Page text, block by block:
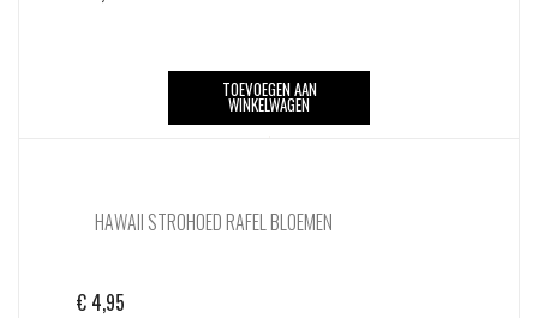
TOEVOEGEN AAN
WINKELWAGEN
HAWAII STROHOED RAFEL BLOEMEN
€ 4,95